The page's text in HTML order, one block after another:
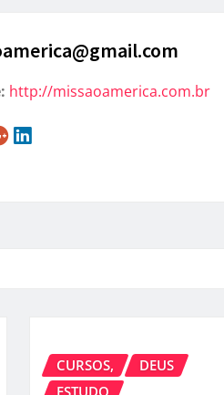
http://missaoamerica.com.br
CURSOS,
DEUS